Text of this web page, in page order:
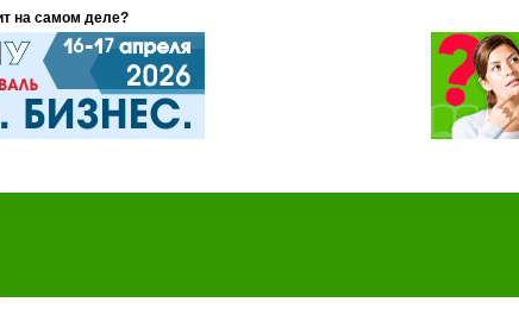
на самом деле?